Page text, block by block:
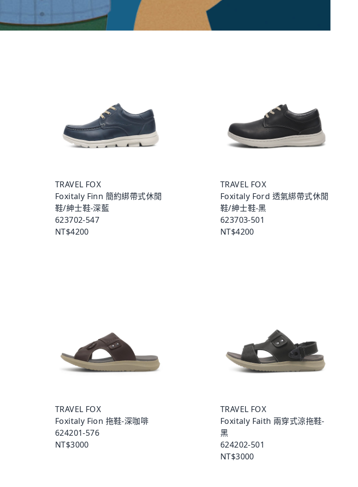
TRAVEL FOX
Foxitaly Finn 簡約綁帶式休閒
鞋/紳士鞋-深藍
623702-547
NT$4200
TRAVEL FOX
Foxitaly Ford 透氣綁帶式休閒
鞋/紳士鞋-黑
623703-501
NT$4200
TRAVEL FOX
Foxitaly Fion 拖鞋-深咖啡
624201-576
NT$3000
TRAVEL FOX
Foxitaly Faith 兩穿式涼拖鞋-
黑
624202-501
NT$3000